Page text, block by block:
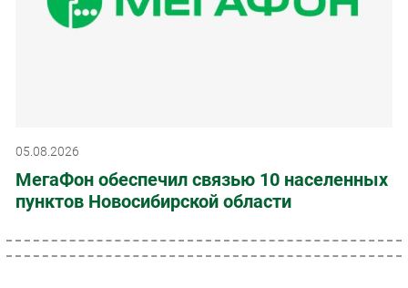
05.08.2026
МегаФон обеспечил связью 10 населенных
пунктов Новосибирской области